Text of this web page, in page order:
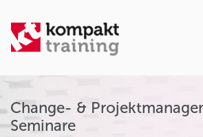
Change- &
Seminare